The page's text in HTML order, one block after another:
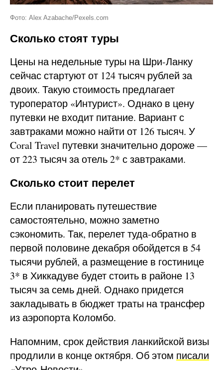
Фото: Alex Azabache/Pexels.com
Сколько стоят туры
Цены на недельные туры на Шри-Ланку
сейчас стартуют от 124 тысяч рублей за
двоих. Такую стоимость предлагает
туроператор «Интурист». Однако в цену
путевки не входит питание. Вариант с
завтраками можно найти от 126 тысяч. У
Coral Travel путевки значительно дороже —
от 223 тысяч за отель 2* с завтраками.
Сколько стоит перелет
Если планировать путешествие
самостоятельно, можно заметно
сэкономить. Так, перелет туда-обратно в
первой половине декабря обойдется в 54
тысячи рублей, а размещение в гостинице
3* в Хиккадуве будет стоить в районе 13
тысяч за семь дней. Однако придется
закладывать в бюджет траты на трансфер
из аэропорта Коломбо.
Напомним, срок действия ланкийской визы
продлили в конце октября. Об этом писали